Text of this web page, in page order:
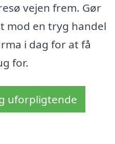
vejen frem. Gør
mod en tryg handel
i dag for at få
for.
uforpligtende